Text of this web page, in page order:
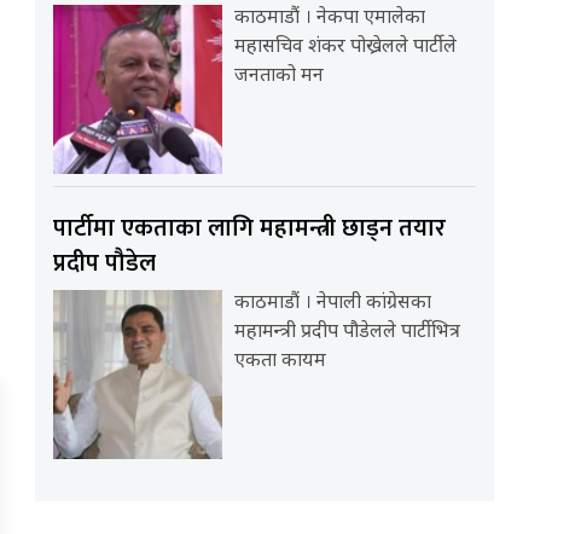
काठमाडौं । नेकपा एमालेका
महासचिव शंकर पोख्रेलले पार्टीले
जनताको मन
पार्टीमा एकताका लागि महामन्त्री छाड्न तयार
प्रदीप पौडेल
काठमाडौं । नेपाली कांग्रेसका
महामन्त्री प्रदीप पौडेलले पार्टीभित्र
एकता कायम